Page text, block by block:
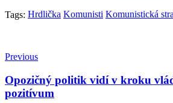
Tags: Hrdlička Komunisti Komunistická
Previous
Opozičný politik vidí v kroku
pozitívum